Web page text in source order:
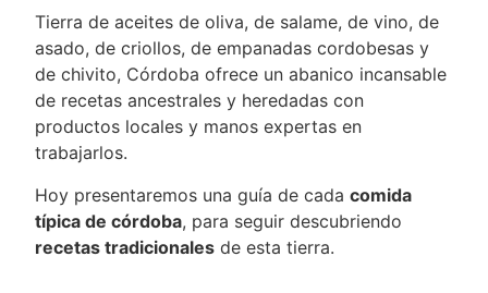
Tierra de aceites de oliva, de salame, de vino, de
asado, de criollos, de empanadas cordobesas y
de chivito, Córdoba ofrece un abanico incansable
de recetas ancestrales y heredadas con
productos locales y manos expertas en
trabajarlos.
Hoy presentaremos una guía de cada comida
típica de córdoba, para seguir descubriendo
recetas tradicionales de esta tierra.